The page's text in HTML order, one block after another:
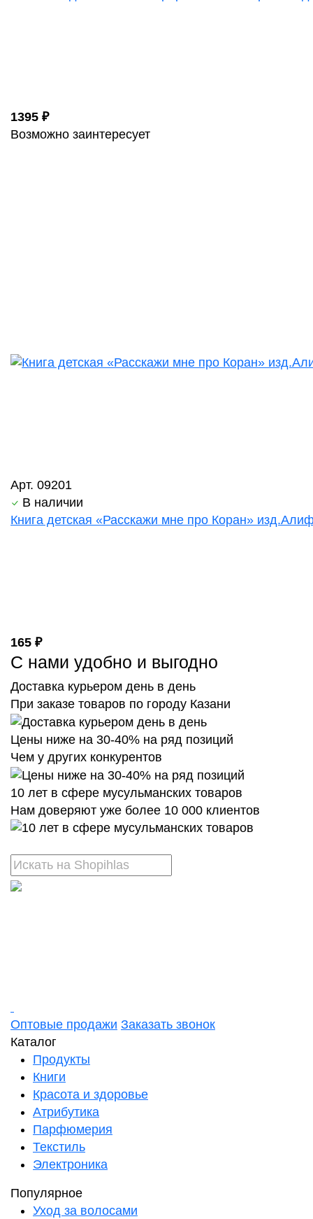
1395 ₽
Возможно заинтересует
Арт. 09201
В наличии
Книга детская «Расскажи мне про Коран»
165 ₽
С нами удобно и выгодно
Доставка курьером день в день
При заказе товаров по городу Казани
Цены ниже на 30-40% на ряд позиций
Чем у других конкурентов
10 лет в сфере мусульманских товаров
Нам доверяют уже более 10 000 клиентов
Оптовые продажи Заказать звонок
Каталог
Продукты
Книги
Красота и здоровье
Атрибутика
Парфюмерия
Текстиль
Электроника
Популярное
Уход за волосами